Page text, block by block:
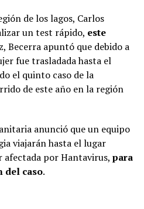
de los lagos, Carlos
un test rápido, este
Becerra apuntó que debido a
fue trasladada hasta el
el quinto caso de la
de este año en la región
anunció que un equipo
viajarán hasta el lugar
afectada por Hantavirus, para
del caso.